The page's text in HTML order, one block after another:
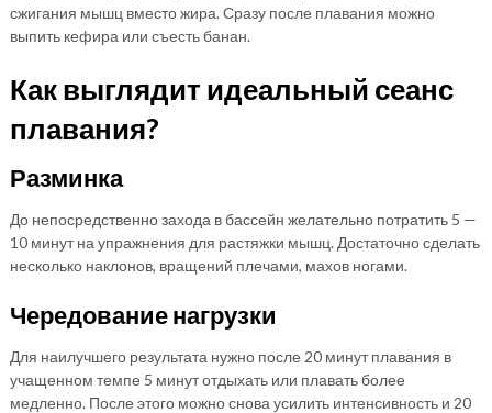
сжигания мышц вместо жира. Сразу после плавания можно
выпить кефира или съесть банан.
Как выглядит идеальный сеанс
плавания?
Разминка
До непосредственно захода в бассейн желательно потратить 5 —
10 минут на упражнения для растяжки мышц. Достаточно сделать
несколько наклонов, вращений плечами, махов ногами.
Чередование нагрузки
Для наилучшего результата нужно после 20 минут плавания в
учащенном темпе 5 минут отдыхать или плавать более
медленно. После этого можно снова усилить интенсивность и 20